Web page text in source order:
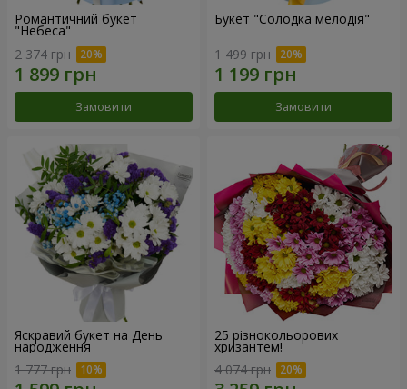
Романтичний букет
"Небеса"
2 374 грн
Замовити
Букет "Солодка мелодія"
1 499 грн
Замовити
Яскравий букет на День
народження
1 777 грн
25 різнокольорових
хризантем!
4 074 грн